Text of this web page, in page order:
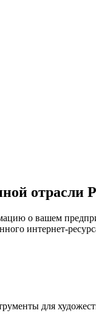
отрасли
о вашем
интернет-
для